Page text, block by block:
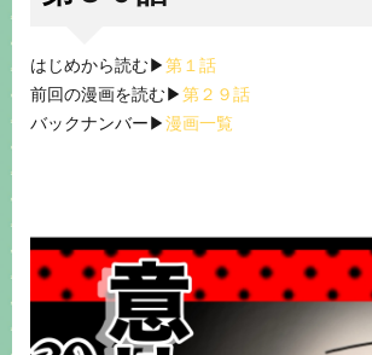
はじめから読む▶︎第１話
前回の漫画を読む▶︎第２９話
バックナンバー▶︎漫画一覧